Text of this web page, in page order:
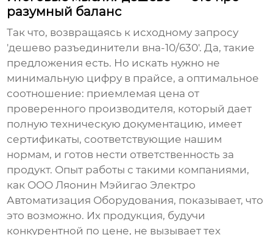
разумный баланс
Так что, возвращаясь к исходному запросу
'дешево разъединители вна-10/630'. Да, такие
предложения есть. Но искать нужно не
минимальную цифру в прайсе, а оптимальное
соотношение: приемлемая цена от
проверенного производителя, который дает
полную техническую документацию, имеет
сертификаты, соответствующие нашим
нормам, и готов нести ответственность за
продукт. Опыт работы с такими компаниями,
как ООО Ляонин Мэйигао Электро
Автоматизация Оборудования, показывает, что
это возможно. Их продукция, будучи
конкурентной по цене, не вызывает тех